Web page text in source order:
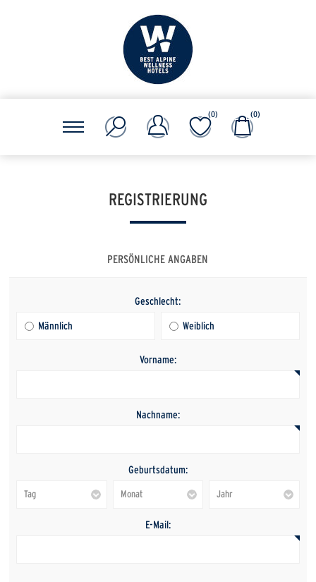
(0) (0)
REGISTRIERUNG
PERSÖNLICHE ANGABEN
Geschlecht:
Männlich Weiblich
Vorname:
Nachname:
Geburtsdatum:
E-Mail: